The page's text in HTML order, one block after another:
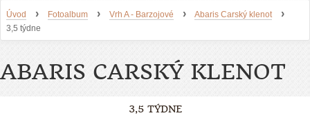
Úvod › Fotoalbum › Vrh A - Barzojové › Abaris Carský klenot ›
3,5 týdne
ABARIS CARSKÝ KLENOT
3,5 TÝDNE